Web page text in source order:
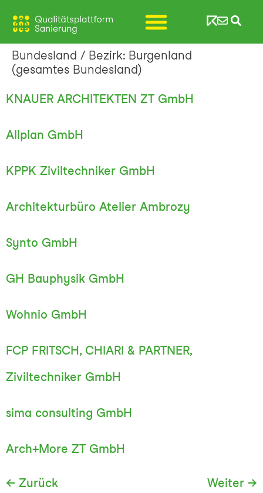
Bundesland / Bezirk: Burgenland
(gesamtes Bundesland)
KNAUER ARCHITEKTEN ZT GmbH
Allplan GmbH
KPPK Ziviltechniker GmbH
Architekturbüro Atelier Ambrozy
Synto GmbH
GH Bauphysik GmbH
Wohnio GmbH
FCP FRITSCH, CHIARI & PARTNER,
Ziviltechniker GmbH
sima consulting GmbH
Arch+More ZT GmbH
← Zurück Weiter →